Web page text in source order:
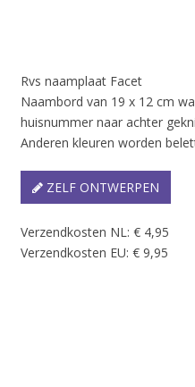
Rvs naamplaat Facet
Naambord van 19 x 12 cm
huisnummer naar achter
Anderen kleuren worden
ZELF ONTWERPEN
Verzendkosten NL: € 4,95
Verzendkosten EU: € 9,95